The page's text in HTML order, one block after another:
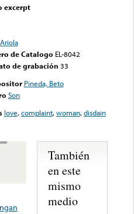
excerpt
Ariola
de Catalogo EL-8042
de grabación 33
Pineda, Beto
Son
love,complaint,woman,disdain
También
en este
mismo
medio